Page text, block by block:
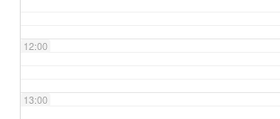
12:00
13:00